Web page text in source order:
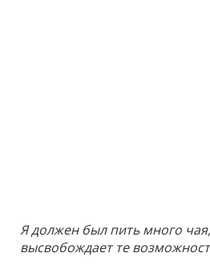
Я должен был пить много
высвобождает те